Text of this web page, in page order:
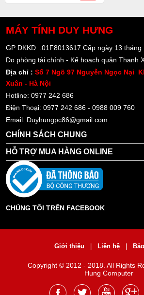
MÁY TÍNH DUY HƯNG
GP DKKD :01F8013617 Cấp ngày 13 tháng
Do phòng tài chính - Kế hoạch quận Thanh
Địa chỉ : Số 7 Ngõ 97 Nguyễn Ngọc Nại
Xuân - Hà Nội
Hotline: 0977 242 686
Điện Thoại: 0977 242 686 - 0988 009 760
Email: Duyhungpc86@gmail.com
CHÍNH SÁCH CHUNG
HỖ TRỢ MUA HÀNG ONLINE
CHÚNG TÔI TRÊN FACEBOOK
Giới thiệu | Liên hệ |
Copyright © 2012 - 2018. All Rights
Hung Computer